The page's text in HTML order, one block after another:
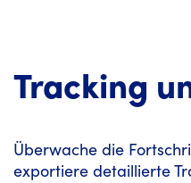
Tracking
Überwache die
exportiere detaillierte